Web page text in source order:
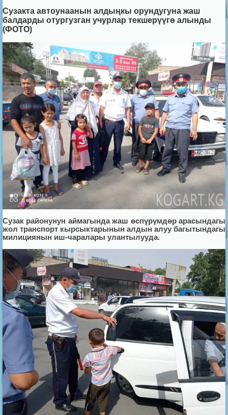
Сузакта автоунаанын алдыңкы орундугуна жаш
балдарды отургузган учурлар текшерүүгө алынды
(ФОТО)
Сузак районунун аймагында жаш өспүрүмдөр арасындагы
жол транспорт кырсыктарынын алдын алуу багытындагы
милициянын иш-чаралары улантылууда.